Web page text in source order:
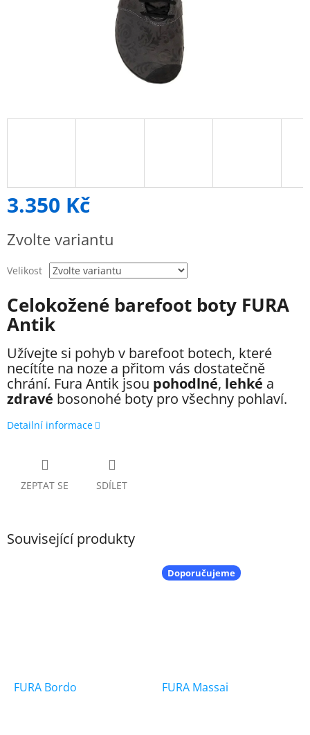
3.350 Kč
cena:
Zvolte variantu
Velikost
Celokožené barefoot boty FURA
Antik
Užívejte si pohyb v barefoot botech, které
necítíte na noze a přitom vás dostatečně
chrání. Fura Antik jsou pohodlné, lehké a
zdravé bosonohé boty pro všechny pohlaví.
Detailní informace
ZEPTAT SE SDÍLET
Související produkty
FURA Bordo
Doporučujeme
FURA Massai